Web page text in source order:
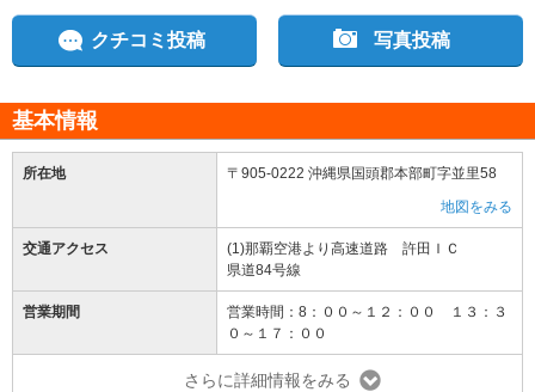
クチコミ投稿 写真投稿
基本情報
所在地
〒905-0222 沖縄県国頭郡本部町字並里58
地図をみる
交通アクセス
(1)那覇空港より高速道路 許田ＩＣ
県道84号線
営業期間
営業時間：8：００～１２：００ １３：３
０～１７：００
さらに詳細情報をみる